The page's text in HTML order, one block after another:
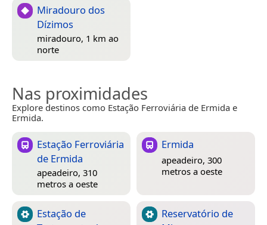
Miradouro dos
Dízimos
miradouro, 1 km ao
norte
Nas proximidades
Explore destinos como Estação Ferroviária de Ermida e
Ermida.
Estação Ferroviária
de Ermida
apeadeiro, 310
metros a oeste
Ermida
apeadeiro, 300
metros a oeste
Estação de
Reservatório de